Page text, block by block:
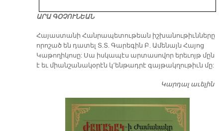
ԱՐԱ ԳՕՉՈՒՆԵԱՆ
​Հայաստանի Հանրապետութեան իշխանութիւնները
որոշած են դատել Տ.Տ. Գարեգին Բ. Ամենայն Հայոց
Կաթողիկոսը: Սա իսկապէս արտասովոր երեւոյթ մըն
է եւ միանշանակօրէն կ՚ենթադրէ գայթակղութիւն մը:
Կարդալ աւելին